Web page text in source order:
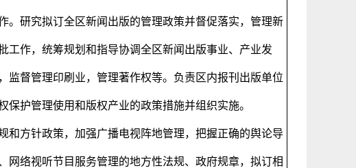
。研究拟订全区新闻出版的管理政策并督促落实，管理新
工作，统筹规划和指导协调全区新闻出版事业、产业发
监督管理印刷业，管理著作权等。负责区内报刊出版单位
护管理使用和版权产业的政策措施并组织实施。
和方针政策，加强广播电视阵地管理，把握正确的舆论导
网络视听节目服务管理的地方性法规、政府规章，拟订相